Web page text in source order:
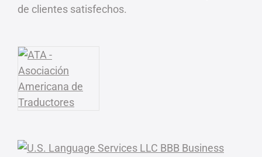
de clientes satisfechos.